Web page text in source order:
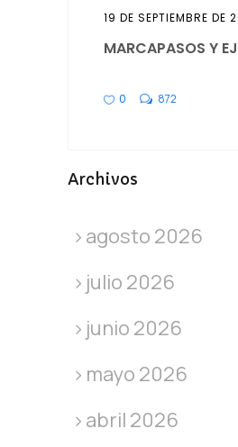
19 DE SEPTIEMBRE DE
MARCAPASOS Y
0 872
Archivos
agosto 2026
julio 2026
junio 2026
mayo 2026
abril 2026